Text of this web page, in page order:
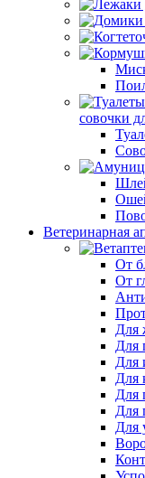
совочки
Ветеринарная
От
От
Для
Для
Для
Для
Для
Для
Для